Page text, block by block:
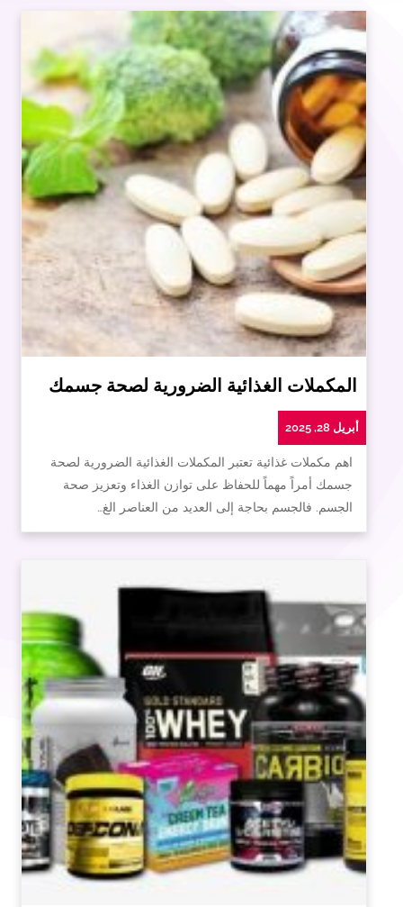
المكملات الغذائية الضرورية لصحة جسمك
أبريل 28, 2025
اهم مكملات غذائية تعتبر المكملات الغذائية الضرورية لصحة
جسمك أمراً مهماً للحفاظ على توازن الغذاء وتعزيز صحة
الجسم. فالجسم بحاجة إلى العديد من العناصر الغ…